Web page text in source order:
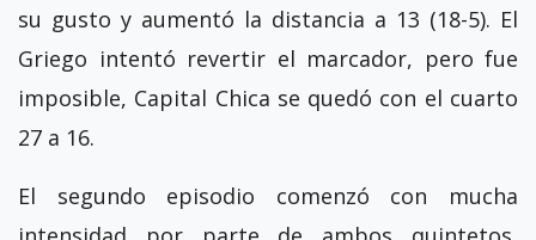
su gusto y aumentó la distancia a 13 (18-5). El
Griego intentó revertir el marcador, pero fue
imposible, Capital Chica se quedó con el cuarto
27 a 16.
El segundo episodio comenzó con mucha